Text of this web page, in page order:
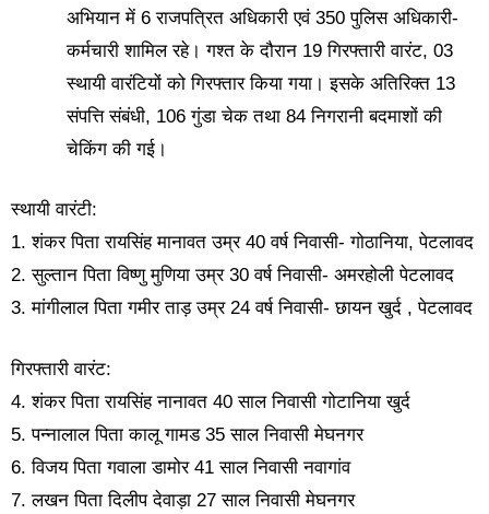
अभियान में 6 राजपत्रित अधिकारी एवं 350 पुलिस अधिकारी-
कर्मचारी शामिल रहे। गश्त के दौरान 19 गिरफ्तारी वारंट, 03
स्थायी वारंटियों को गिरफ्तार किया गया। इसके अतिरिक्त 13
संपत्ति संबंधी, 106 गुंडा चेक तथा 84 निगरानी बदमाशों की
चेकिंग की गई।
स्थायी वारंटी:
1. शंकर पिता रायसिंह मानावत उम्र 40 वर्ष निवासी- गोठानिया, पेटलावद
2. सुल्तान पिता विष्णु मुणिया उम्र 30 वर्ष निवासी- अमरहोली पेटलावद
3. मांगीलाल पिता गमीर ताड़ उम्र 24 वर्ष निवासी- छायन खुर्द , पेटलावद
गिरफ्तारी वारंट:
4. शंकर पिता रायसिंह नानावत 40 साल निवासी गोटानिया खुर्द
5. पन्नालाल पिता कालू गामड 35 साल निवासी मेघनगर
6. विजय पिता गवाला डामोर 41 साल निवासी नवागांव
7. लखन पिता दिलीप देवाड़ा 27 साल निवासी मेघनगर